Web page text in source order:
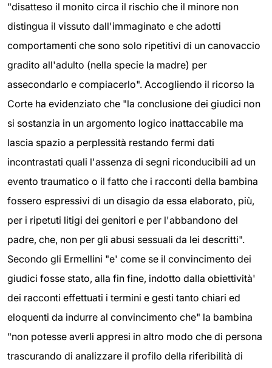
"disatteso il monito circa il rischio che il minore non
distingua il vissuto dall'immaginato e che adotti
comportamenti che sono solo ripetitivi di un canovaccio
gradito all'adulto (nella specie la madre) per
assecondarlo e compiacerlo". Accogliendo il ricorso la
Corte ha evidenziato che "la conclusione dei giudici non
si sostanzia in un argomento logico inattaccabile ma
lascia spazio a perplessità restando fermi dati
incontrastati quali l'assenza di segni riconducibili ad un
evento traumatico o il fatto che i racconti della bambina
fossero espressivi di un disagio da essa elaborato, più,
per i ripetuti litigi dei genitori e per l'abbandono del
padre, che, non per gli abusi sessuali da lei descritti".
Secondo gli Ermellini "e' come se il convincimento dei
giudici fosse stato, alla fin fine, indotto dalla obiettività'
dei racconti effettuati i termini e gesti tanto chiari ed
eloquenti da indurre al convincimento che" la bambina
"non potesse averli appresi in altro modo che di persona
trascurando di analizzare il profilo della riferibilità di